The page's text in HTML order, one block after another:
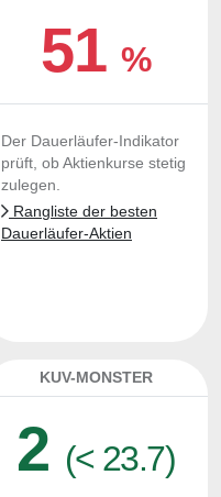
51%
Der Dauerläufer-Indikator
prüft, ob Aktienkurse stetig
zulegen.
Rangliste der besten
Dauerläufer-Aktien
KUV-MONSTER
2 (< 23.7)